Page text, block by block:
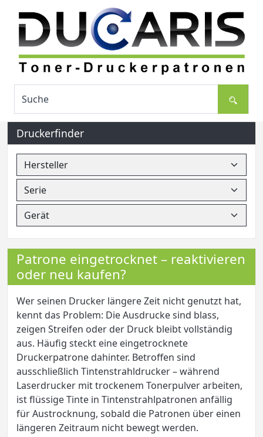
Druckerfinder
Patrone eingetrocknet – reaktivieren
oder neu kaufen?
Wer seinen Drucker längere Zeit nicht genutzt hat,
kennt das Problem: Die Ausdrucke sind blass,
zeigen Streifen oder der Druck bleibt vollständig
aus. Häufig steckt eine eingetrocknete
Druckerpatrone dahinter. Betroffen sind
ausschließlich Tintenstrahldrucker – während
Laserdrucker mit trockenem Tonerpulver arbeiten,
ist flüssige Tinte in Tintenstrahlpatronen anfällig
für Austrocknung, sobald die Patronen über einen
längeren Zeitraum nicht bewegt werden.